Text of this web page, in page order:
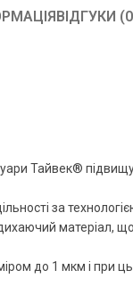
ВІДГУКИ
Тайвек®
за
матеріал,
до 1 мкм і